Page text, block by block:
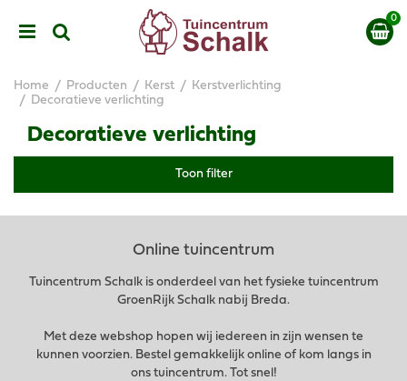
Home Producten Kerst
Kerstverlichting
Decoratieve verlichting
Decoratieve verlichting
Toon filter
Online tuincentrum
Tuincentrum Schalk is onderdeel van het fysieke tuincentrum
GroenRijk Schalk nabij Breda.
Met deze webshop hopen wij iedereen in zijn wensen te
kunnen voorzien. Bestel gemakkelijk online of kom langs in
ons tuincentrum. Tot snel!